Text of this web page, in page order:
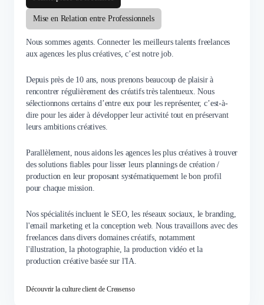
Mise en Relation entre Professionnels
Nous sommes agents. Connecter les meilleurs talents freelances
aux agences les plus créatives, c’est notre job.
Depuis près de 10 ans, nous prenons beaucoup de plaisir à
rencontrer régulièrement des créatifs très talentueux. Nous
sélectionnons certains d’entre eux pour les représenter, c’est-à-
dire pour les aider à développer leur activité tout en préservant
leurs ambitions créatives.
Parallèlement, nous aidons les agences les plus créatives à trouver
des solutions fiables pour lisser leurs plannings de création /
production en leur proposant systématiquement le bon profil
pour chaque mission.
Nos spécialités incluent le SEO, les réseaux sociaux, le branding,
l'email marketing et la conception web. Nous travaillons avec des
freelances dans divers domaines créatifs, notamment
l'illustration, la photographie, la production vidéo et la
production créative basée sur l'IA.
Découvrir la culture client de Creasenso